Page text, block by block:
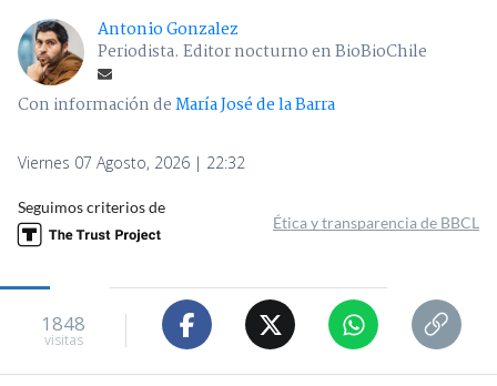
Antonio Gonzalez
Periodista. Editor nocturno en BioBioChile
Con información deMaría José de la Barra
Viernes 07 Agosto, 2026 | 22:32
Seguimos criterios de
Ética y transparencia de BBCL
1848
visitas